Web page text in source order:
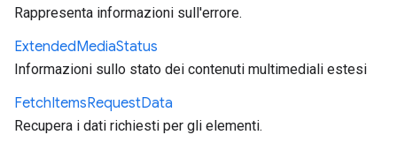
Rappresenta informazioni sull'errore.
ExtendedMediaStatus
Informazioni sullo stato dei contenuti multimediali estesi
FetchItemsRequestData
Recupera i dati richiesti per gli elementi.